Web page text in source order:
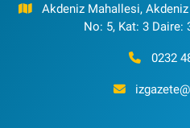
Akdeniz Mahallesi,
No: 5, Kat: 3 Daire:
0232